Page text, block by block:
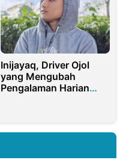
Inijayaq, Driver Ojol
yang Mengubah
Pengalaman Harian